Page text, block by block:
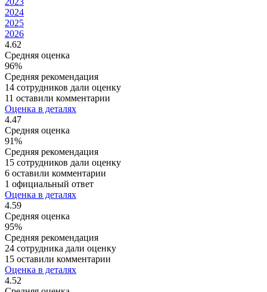
2024
2025
2026
4.62
Средняя оценка
96%
Средняя рекомендация
14 сотрудников дали оценку
11 оставили комментарии
Оценка в деталях
4.47
Средняя оценка
91%
Средняя рекомендация
15 сотрудников дали оценку
6 оставили комментарии
1 официальный ответ
Оценка в деталях
4.59
Средняя оценка
95%
Средняя рекомендация
24 сотрудника дали оценку
15 оставили комментарии
Оценка в деталях
4.52